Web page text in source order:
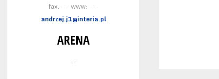
fax. --- www: ---
andrzej.j1@interia.pl
ARENA
, ,